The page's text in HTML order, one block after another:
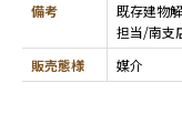
備考
既存建物
担当/南支
販売態様
媒介